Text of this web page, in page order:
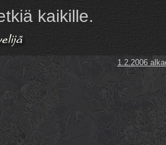
kaikille.
1.2.2006